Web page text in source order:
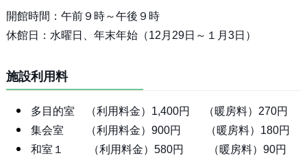
開館時間：午前９時～午後９時
休館日：水曜日、年末年始（12月29日～１月3日）
施設利用料
多目的室 （利用料金）1,400円 （暖房料）270円
集会室 （利用料金）900円 （暖房料）180円
和室１ （利用料金）580円 （暖房料）90円